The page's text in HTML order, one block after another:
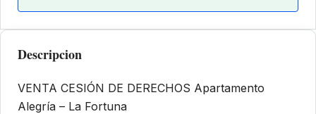
Descripcion
VENTA CESIÓN DE DERECHOS Apartamento
Alegría – La Fortuna